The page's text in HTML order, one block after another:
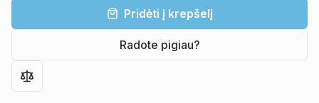
Pridėti į krepšelį
Radote pigiau?